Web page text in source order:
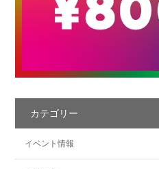
カテゴリー
イベント情報